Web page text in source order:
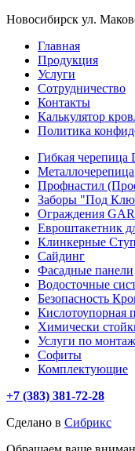
Новосибирск ул.
Главная
Продукция
Услуги
Сотрудничество
Контакты
Калькулятор
Политика
Гибкая черепица
Металлочерепица
Профнастил
Заборы "Под
Ограждения
Евроштакетник
Клинкерные
Сайдинг
Фасадные панели
Водосточные
Безопасность
Кислотоупорная
Химически
Услуги по
Софиты
Комплектующие
+7 (383) 381-72-28
Сделано в Сибрикс